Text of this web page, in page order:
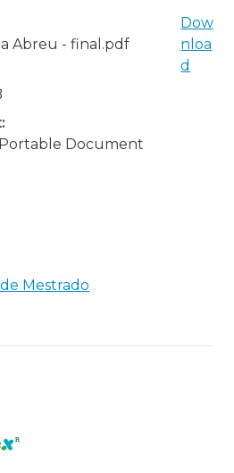
Abreu - final.pdf
Document
Dow
nloa
d
Mestrado